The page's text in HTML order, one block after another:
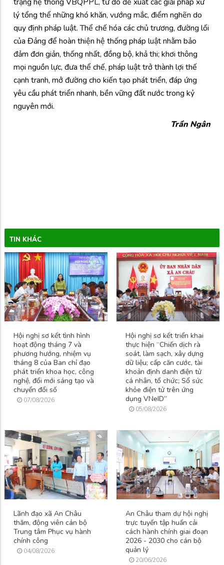
lý tổng thể những khó khăn, vướng mắc, điểm nghẽn do
quy định pháp luật. Thể chế hóa các chủ trương, đường lối
của Đảng để hoàn thiện hệ thống pháp luật nhằm bảo
đảm đơn giản, thống nhất, đồng bộ, khả thi; khơi thông
mọi nguồn lực, đưa thể chế, pháp luật trở thành lợi thế
cạnh tranh, mở đường cho kiến tạo phát triển, đáp ứng
yêu cầu phát triển nhanh, bền vững đất nước trong kỷ
nguyên mới.
Trần Ngân
TIN KHÁC
Hội nghị sơ kết tình hình
hoạt động tháng 7 và
phương hướng, nhiệm vụ
tháng 8 của Ban chỉ đạo
phát triển khoa học, công
nghệ, đổi mới sáng tạo và
chuyển đổi số
07/08/2026
Hội nghị sơ kết triển khai
thực hiện “Chiến dịch rà
soát, làm sạch, xây dựng
dữ liệu; cấp căn cước, tài
khoản định danh điện tử
cá nhân, tổ chức; Sổ sức
khỏe điện tử trên ứng
dụng VNeID”
05/08/2026
Lãnh đạo xã An Châu
thăm, động viên cán bộ
Trung tâm Phục vụ hành
chính công
04/08/2026
An Châu tham dự hội nghị
trực tuyến tập huấn cải
cách hành chính giai đoạn
2026 - 2030 cho cán bộ
quản lý
20/06/2026